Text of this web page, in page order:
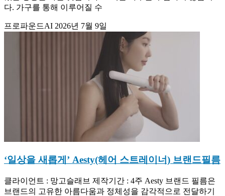
다. 가구를 통해 이루어질 수
프로파운드AI 2026년 7월 9일
‘일상을 새롭게’ Aesty(헤어 스트레이너) 브랜드필름
클라이언트 : 망고슬래브 제작기간 : 4주 Aesty 브랜드 필름은
브랜드의 고유한 아름다움과 정체성을 감각적으로 전달하기